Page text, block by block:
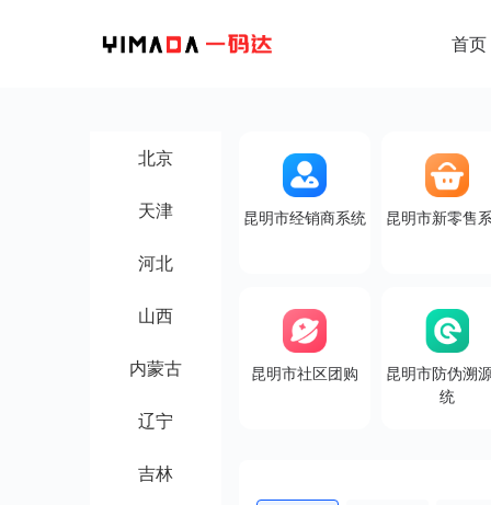
首页
北京
天津
河北
山西
内蒙古
辽宁
吉林
昆明市经销商系统 昆明市新零售
昆明市社区团购
昆明市防伪溯
统